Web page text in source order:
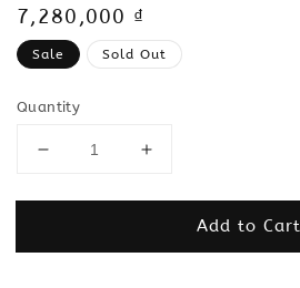
price
Sale
price
7,280,000 ₫
Sale Sold Out
Quantity
Add to Cart